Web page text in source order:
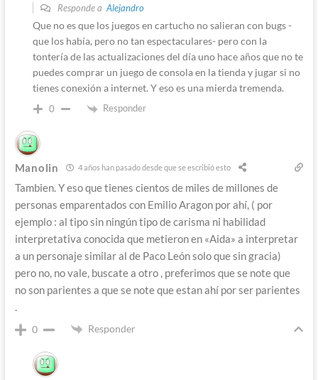
Responde a Alejandro
Que no es que los juegos en cartucho no salieran con bugs -
que los había, pero no tan espectaculares- pero con la
tontería de las actualizaciones del día uno hace años que no te
puedes comprar un juego de consola en la tienda y jugar si no
tienes conexión a internet. Y eso es una mierda tremenda.
0 Responder
Manolin 4 años han pasado desde que se escribió esto
Tambien. Y eso que tienes cientos de miles de millones de
personas emparentados con Emilio Aragon por ahí, ( por
ejemplo : al tipo sin ningún tipo de carisma ni habilidad
interpretativa conocida que metieron en «Aida» a interpretar
a un personaje similar al de Paco León solo que sin gracia)
pero no, no vale, buscate a otro , preferimos que se note que
no son parientes a que se note que estan ahí por ser parientes
.
0 Responder